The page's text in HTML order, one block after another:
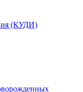
(КУДИ)